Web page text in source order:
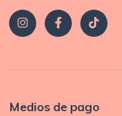
Medios de pago